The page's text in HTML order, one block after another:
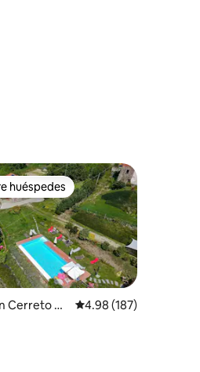
5, 25 reseñas
preferido
huéspedes
Cerreto di
Calificación promedio:
4.98 (187)